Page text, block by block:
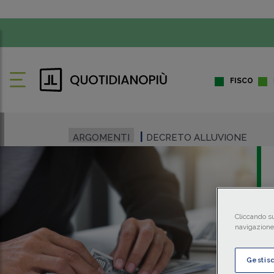
FISCO
ARGOMENTI DECRETO ALLUVIONE
Cliccando